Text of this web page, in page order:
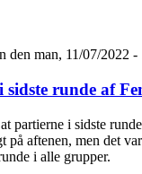
den man, 11/07/2022 -
runde af
partierne i sidste
på aftenen, men det
i alle grupper.